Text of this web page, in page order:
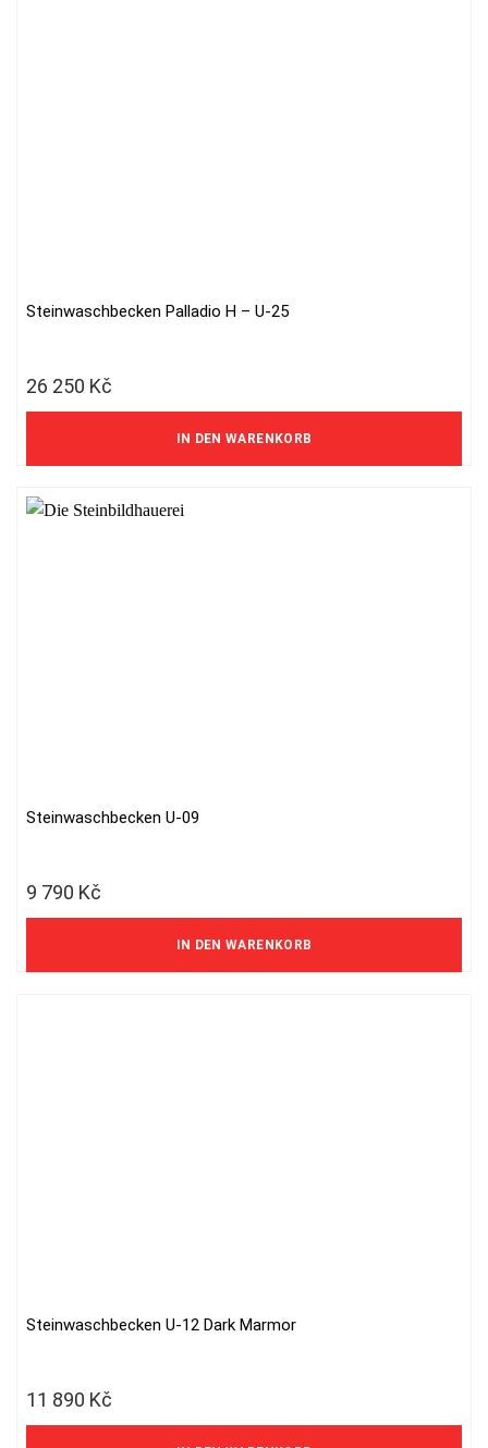
Steinwaschbecken Palladio H – U-25
26 250 Kč
21 694 Kč ohne MwSt.
IN DEN WARENKORB
Steinwaschbecken U-09
9 790 Kč
IN DEN WARENKORB
Steinwaschbecken U-12 Dark Marmor
11 890 Kč